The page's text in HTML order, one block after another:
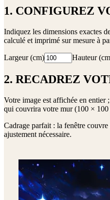
1. CONFIGUREZ
Indiquez les dimensions exactes
calculé et imprimé sur mesure à
Largeur (cm) Hauteur
2. RECADREZ
Votre image est affichée en
qui couvrira votre mur (100 × 100
Cadrage parfait : la fenêtre couvre
ajustement nécessaire.